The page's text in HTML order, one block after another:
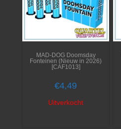
MAD-DOG Doomsday
Fonteinen (Nieuw in 2026)
[CAF1013]
€4,49
Uitverkocht